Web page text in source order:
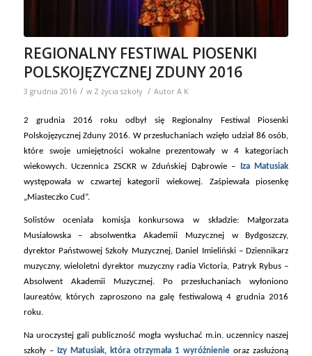
REGIONALNY FESTIWAL PIOSENKI
POLSKOJĘZYCZNEJ ZDUNY 2016
3 grudnia 2016 / w Z życia szkoły / Autor A K
2 grudnia 2016 roku odbył się Regionalny Festiwal Piosenki
Polskojęzycznej Zduny 2016. W przesłuchaniach wzięło udział 86 osób,
które swoje umiejętności wokalne prezentowały w 4 kategoriach
wiekowych. Uczennica ZSCKR w Zduńskiej Dąbrowie – Iza Matusiak
występowała w czwartej kategorii wiekowej. Zaśpiewała piosenkę
„Miasteczko Cud”.
Solistów oceniała komisja konkursowa w składzie: Małgorzata
Musiałowska – absolwentka Akademii Muzycznej w Bydgoszczy,
dyrektor Państwowej Szkoły Muzycznej, Daniel Imieliński – Dziennikarz
muzyczny, wieloletni dyrektor muzyczny radia Victoria, Patryk Rybus –
Absolwent Akademii Muzycznej. Po przesłuchaniach wyłoniono
laureatów, których zaproszono na galę festiwalową 4 grudnia 2016
roku.
Na uroczystej gali publiczność mogła wysłuchać m.in. uczennicy naszej
szkoły –
Izy Matusiak, która otrzymała 1 wyróżnienie oraz zasłużoną